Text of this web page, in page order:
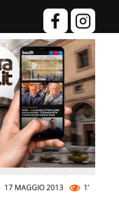
17 MAGGIO 2013 1’